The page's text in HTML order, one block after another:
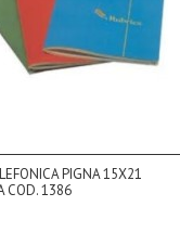
PIGNA 15X21
COD. 1386